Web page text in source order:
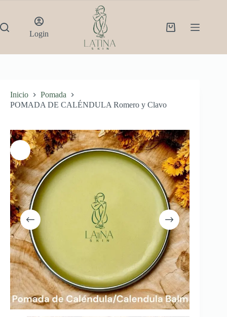
contenido
Login
Shopping
Inicio
Pomada
POMADA DE CALÉNDULA Romero y Clavo